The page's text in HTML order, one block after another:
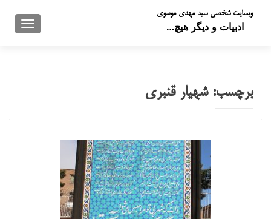
وبسایت شخصی سید مهدی موسوی
ادبیات و دیگر هیچ…
برچسب:شهیار قنبری